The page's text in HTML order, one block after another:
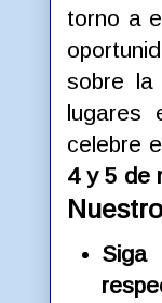
torno a
sobre
lugares
celebre
4 y 5 de
Siga